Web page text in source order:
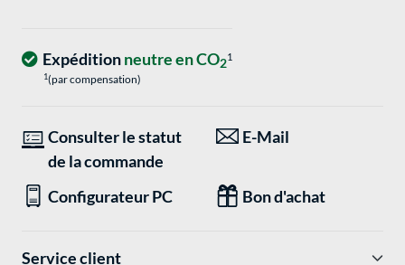
Expéditionneutre en CO21
1(par compensation)
Consulter le statut
de la commande
E-Mail
Configurateur PC Bon d'achat
Service client